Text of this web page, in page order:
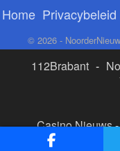
Home Privacybeleid
© 2026 -
112Brabant -
Casino Nieuws
buitenlandse site